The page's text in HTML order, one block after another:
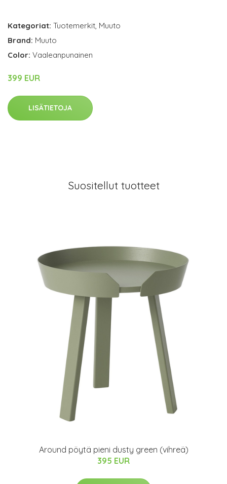
Kategoriat: Tuotemerkit, Muuto
Brand: Muuto
Color: Vaaleanpunainen
399 EUR
LISÄTIETOJA
Suositellut tuotteet
Around pöytä pieni dusty green (vihreä)
395 EUR